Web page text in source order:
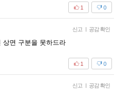
0
1
신고 | 공감 확인
상면 구분을 못하드라
0
1
신고 | 공감 확인